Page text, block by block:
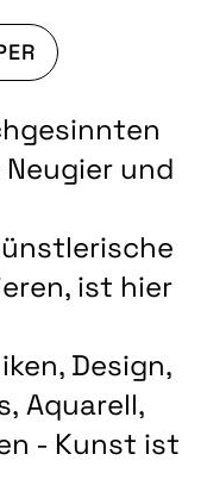
MITGLIEDER
und
ist hier
Design,
Aquarell,
- Kunst ist